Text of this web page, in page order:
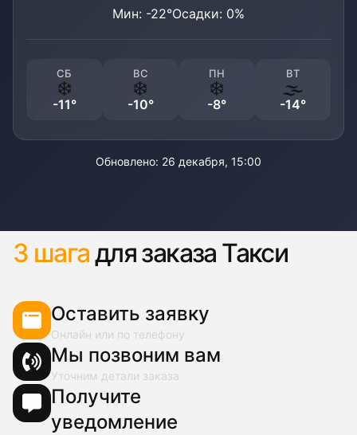
Мин: -22°Осадки: 0%
СБ
❄️
-11°
ВС
❄️
-10°
ПН
❄️
-8°
ВТ
🌫️
-14°
Обновлено: 26 декабря, 15:00
3 шагадля заказа Такси
Оставить заявку
Онлайн или по телефону
Мы позвоним вам
Уточним детали заказа
Получите
уведомление